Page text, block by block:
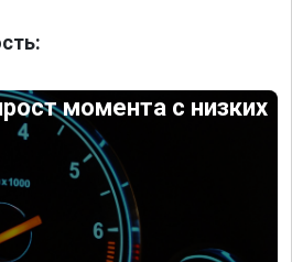
момента с низких